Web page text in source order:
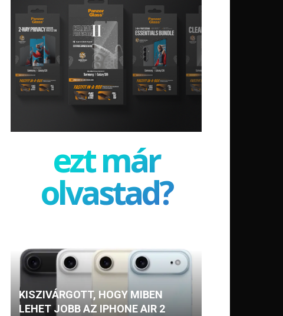
ezt már
olvastad?
KISZIVÁRGOTT, HOGY MIBEN
LEHET JOBB AZ IPHONE AIR 2